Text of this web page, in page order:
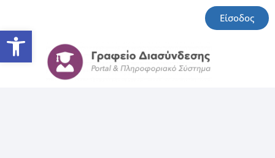
Ανοίξτε τη γραμμή
Είσοδος